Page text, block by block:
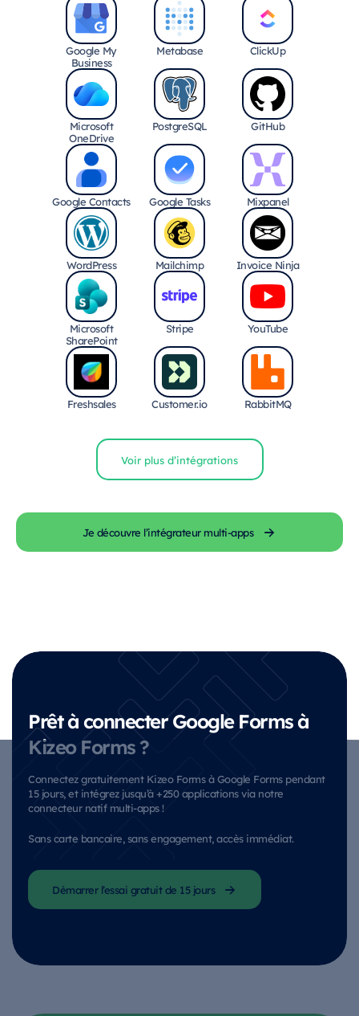
Google My
Business
Metabase ClickUp
Microsoft
OneDrive
PostgreSQL GitHub
Google Contacts Google Tasks Mixpanel
WordPress Mailchimp Invoice Ninja
Microsoft
SharePoint
Stripe YouTube
Freshsales Customer.io RabbitMQ
Voir plus d’intégrations
Je découvre l’intégrateur multi-apps
Prêt à connecter Google Forms à
Kizeo Forms ?
Connectez gratuitement Kizeo Forms à Google Forms pendant
15 jours, et intégrez jusqu’à +250 applications via notre
connecteur natif multi-apps !
Sans carte bancaire, sans engagement, accès immédiat.
Démarrer l’essai gratuit de 15 jours